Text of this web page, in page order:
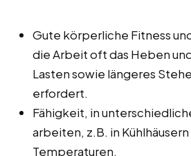
Gute körperliche Fitness
die Arbeit oft das Heben
Lasten sowie längeres
erfordert.
Fähigkeit, in
arbeiten, z.B. in
Temperaturen.